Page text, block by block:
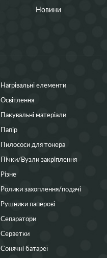
Новини
Нагрівальні елементи
Освітлення
Пакувальні матеріали
Папір
Пилососи для тонера
Пічки/Вузли закріплення
Різне
Ролики захоплення/подачі
Рушники паперові
Сепаратори
Серветки
Сонячні батареї